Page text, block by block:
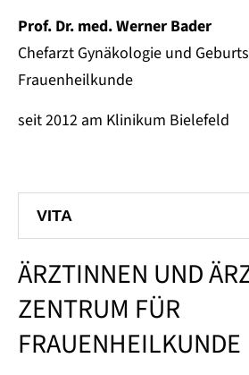
Prof. Dr. med. Werner Bader
Chefarzt Gynäkologie und
Frauenheilkunde
seit 2012 am Klinikum Bielefeld
VITA
ÄRZTINNEN UND
ZENTRUM FÜR
FRAUENHEILKUNDE